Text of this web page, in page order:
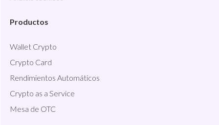
Productos
Wallet Crypto
Crypto Card
Rendimientos Automáticos
Crypto as a Service
Mesa de OTC